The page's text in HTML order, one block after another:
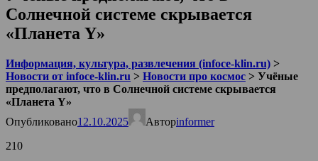
Солнечной системе скрывается
«Планета Y»
Информация, культура, развлечения (infoce-klin.ru) >
Новости от infoce-klin.ru > Новости про космос > Учёные
предполагают, что в Солнечной системе скрывается
«Планета Y»
Опубликовано12.10.2025 Авторinformer
210